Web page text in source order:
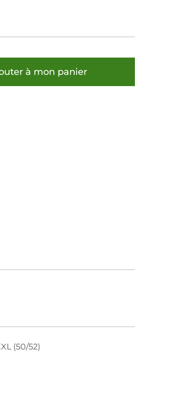
à mon panier
(50/52)